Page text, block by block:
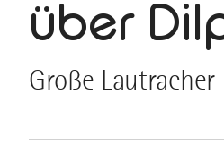
über
Große